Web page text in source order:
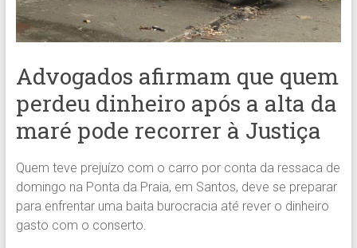
Advogados afirmam que quem
perdeu dinheiro após a alta da
maré pode recorrer à Justiça
Quem teve prejuízo com o carro por conta da ressaca de
domingo na Ponta da Praia, em Santos, deve se preparar
para enfrentar uma baita burocracia até rever o dinheiro
gasto com o conserto.